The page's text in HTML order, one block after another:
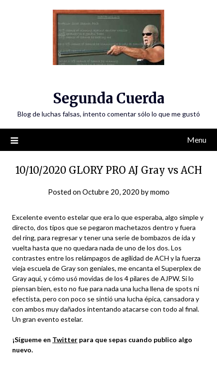
Segunda Cuerda
Blog de luchas falsas, intento comentar sólo lo que me gustó
Menu
10/10/2020 GLORY PRO AJ Gray vs ACH
Posted onOctubre 20, 2020 bymomo
Excelente evento estelar que era lo que esperaba, algo simple y
directo, dos tipos que se pegaron machetazos dentro y fuera
del ring, para regresar y tener una serie de bombazos de ida y
vuelta hasta que no quedara nada de uno de los dos. Los
contrastes entre los relámpagos de agilidad de ACH y la fuerza
vieja escuela de Gray son geniales, me encanta el Superplex de
Gray aquí, y cómo usó movidas de los 4 pilares de AJPW. Si lo
piensan bien, esto no fue para nada una lucha llena de spots ni
efectista, pero con poco se sintió una lucha épica, cansadora y
con ambos muy dañados intentando atacarse con todo al final.
Un gran evento estelar.
¡Sígueme en Twitter para que sepas cuando publico algo
nuevo.